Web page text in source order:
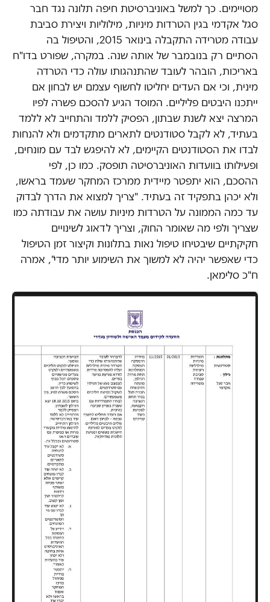
מסויימים. כך למשל באוניברסיטת חיפה תלונה נגד חבר
סגל אקדמי בגין הטרדות מיניות, מילוליות ויצירת סביבת
עבודה מטרידה התקבלה בינואר 2015, והטיפול בה
הסתיים רק בנובמבר של אותה שנה. במקרה, שפורט בדו"ח
באריכות, הובהר לעובד שהתנהגותו עולה כדי הטרדה
מינית, וכי אם העדים יחליטו לחשוף עצמם יש לבחון אם
ייתכנו היבטים פליליים. המוסד הגיע להסכם פשרה לפיו
המרצה יצא לשנת שבתון, הפסיק ללמד והתחייב לא ללמד
בעתיד, לא לקבל סטודנטים לתארים מתקדמים ולא להנחות
לבדו את הסטודנטים הקיימים, לא להיפגש לבד עם מונחים,
ופעילותו בוועדות האוניברסיטה תופסק. כמו כן, לפי
ההסכם, הוא יתפטר מיידית ממרכז המחקר שעמד בראשו,
ולא יכהן בתפקיד זה בעתיד. "צריך למצוא את הדרך לבדוק
עד כמה הממונה על הטרדות מיניות עושה את עבודתה כמו
שצריך ולפי מה שאומר החוק, וצריך לדאוג לשינויים
חקיקתיים שיבטיחו טיפול נאות בתלונות וקיצור זמן הטיפול
כדי שאפשר יהיה לא למשוך את השימוע יותר מדי", אמרה
ח"כ סלימאן.